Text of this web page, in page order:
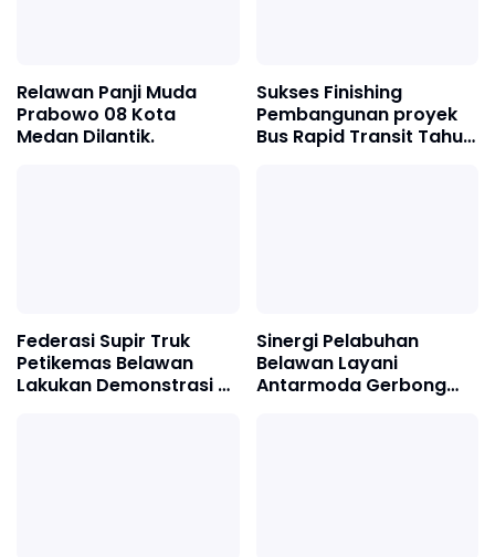
Relawan Panji Muda
Prabowo 08 Kota
Medan Dilantik.
Sukses Finishing
Pembangunan proyek
Bus Rapid Transit Tahun
Federasi Supir Truk
Petikemas Belawan
Lakukan Demonstrasi ke
Sinergi Pelabuhan
Belawan Layani
Antarmoda Gerbong